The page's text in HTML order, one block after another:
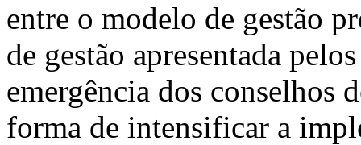
entre o modelo de gestão
de gestão apresentada
emergência dos conselhos
forma de intensificar a